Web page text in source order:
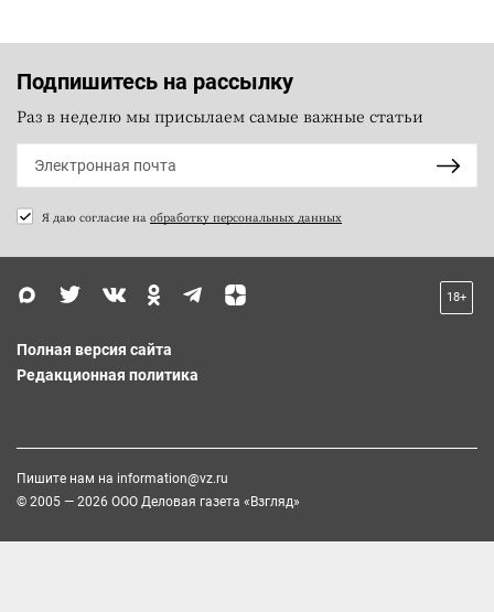
Подпишитесь на рассылку
Раз в неделю мы присылаем самые важные статьи
Я даю согласие на обработку персональных данных
18+
Полная версия сайта
Редакционная политика
Пишите нам на information@vz.ru
© 2005 — 2026 ООО Деловая газета «Взгляд»